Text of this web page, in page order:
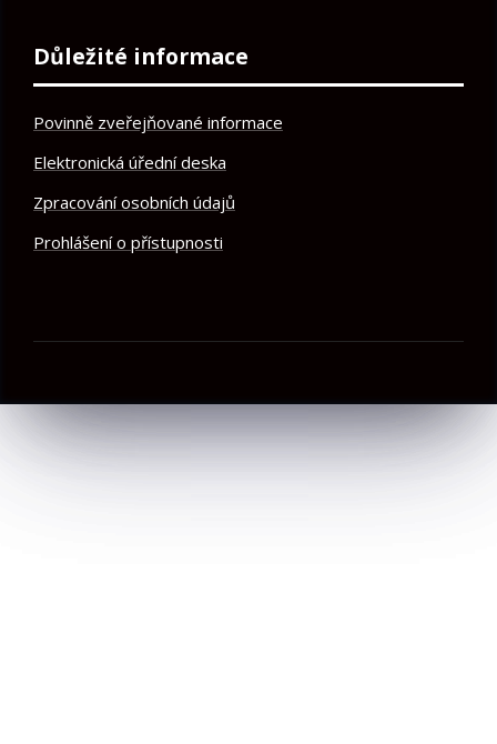
Důležité informace
Povinně zveřejňované informace
Elektronická úřední deska
Zpracování osobních údajů
Prohlášení o přístupnosti